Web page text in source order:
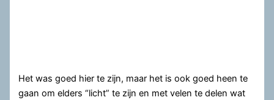
Het was goed hier te zijn, maar het is ook goed heen te
gaan om elders “licht” te zijn en met velen te delen wat